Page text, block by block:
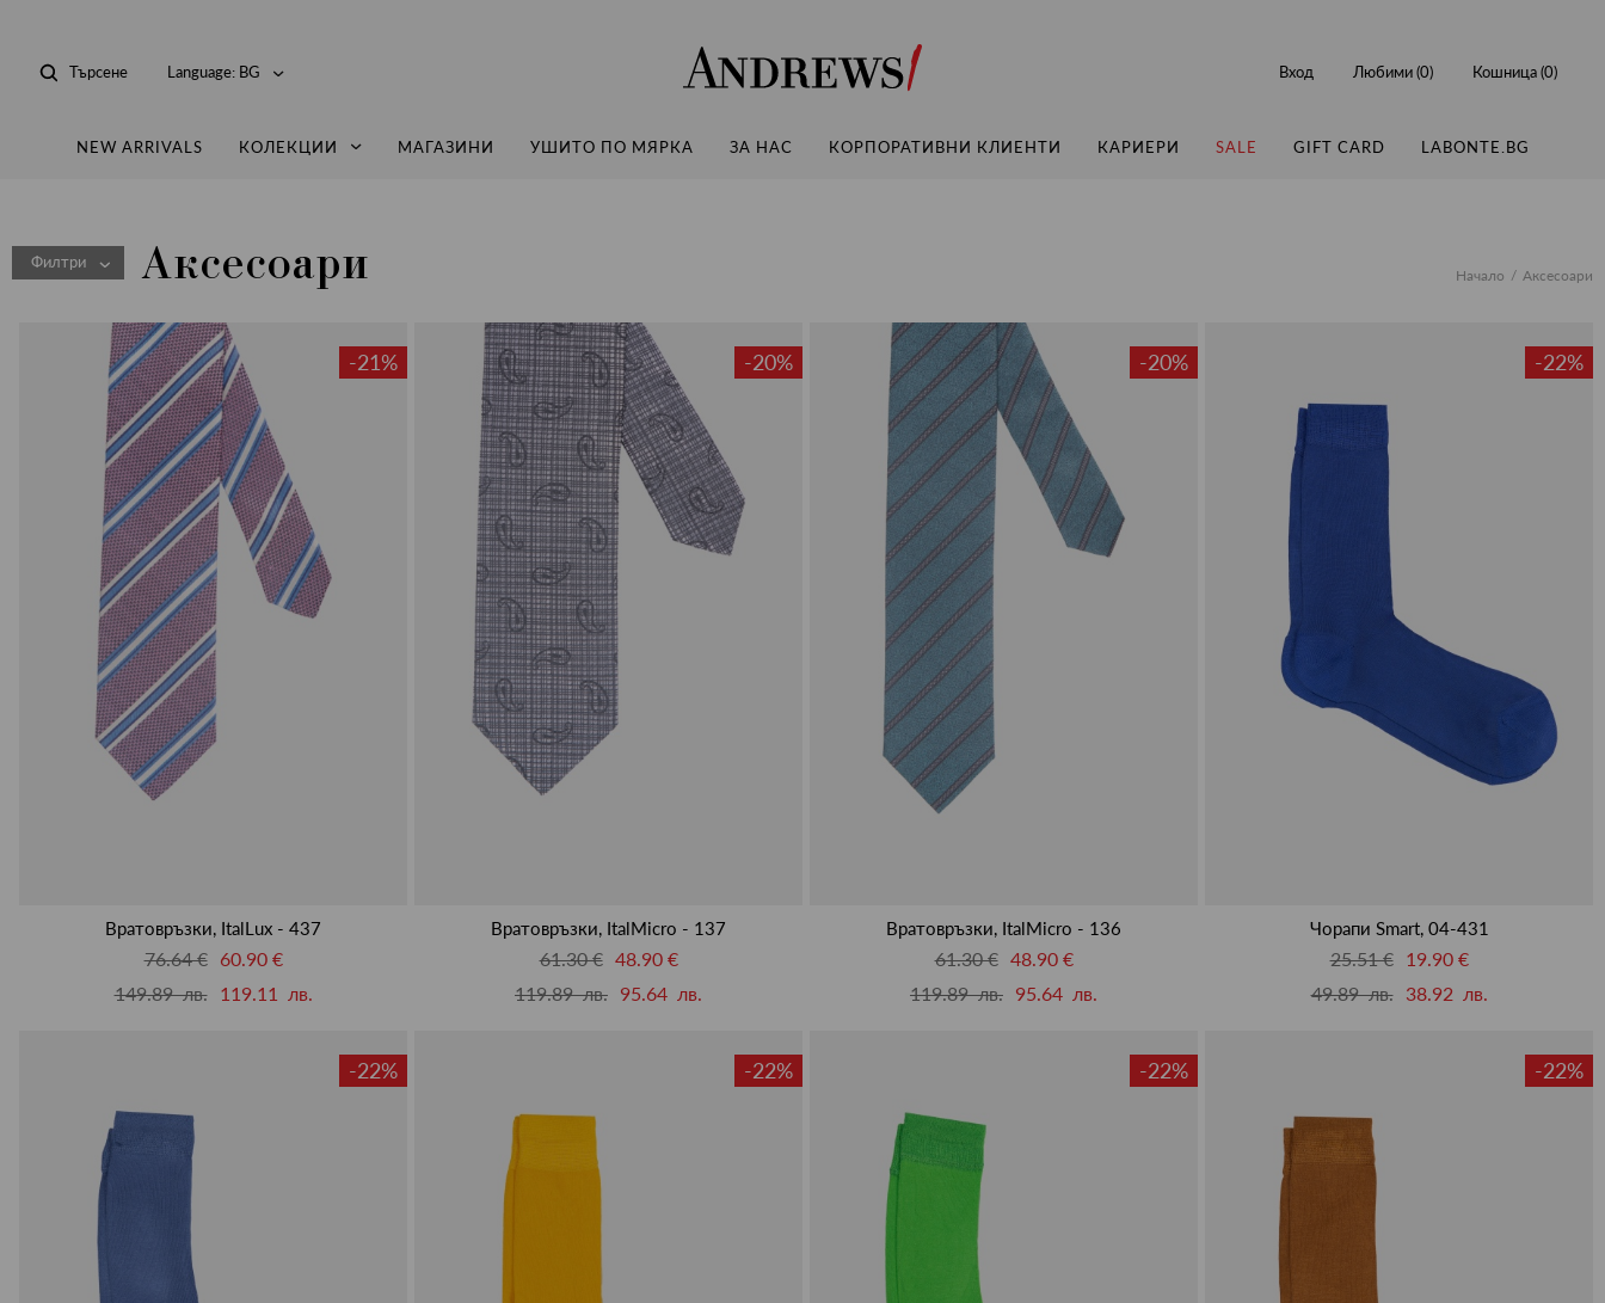
Andrews
Търсене Language: BG
NEW ARRIVALS КОЛЕКЦИИ МАГАЗИНИ УШИТО ПО МЯРКА ЗА НАС КОРПОРАТИВНИ КЛИЕНТИ КАРИЕРИ SALE GIFT CARD LABONTE.BG
Вход Любими (0) Кошница (0)
Филтри Аксесоари Начало Аксесоари
-21%
Вратовръзки, ItalLux - 437
76.64 €
60.90 €
149.89 лв.
119.11 лв.
-20%
Вратовръзки, ItalMicro - 137
61.30 € 48.90 €
119.89 лв. 95.64 лв.
-20%
Вратовръзки, ItalMicro - 136
61.30 € 48.90 €
119.89 лв. 95.64 лв.
-22%
Чорапи Smart, 04-431
25.51 €
19.90 €
49.89 лв.
38.92 лв.
-22% -22% -22% -22%